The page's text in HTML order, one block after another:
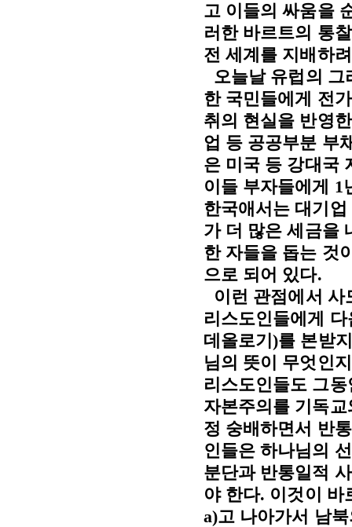
고 이들의 싸움을
러한 바르트의 통
전 세계를 지배하
오늘날 유럽의
한 국민들에게 전
취의 현실을 반영
업 등 공공부분 부
은 미국 등 강대국
이들 부자들에게 1
한국애서는 대기
가 더 많은 세금을
한 자들을 돕는 것
으로 되어 있다.
이런 관점에서
리스도인들에게
데올로기)를 본받
님의 뜻이 무엇인
리스도인들도 그
자본주의를 기독
정 숭배하면서 반
인들은 하나님의
분단과 반통일적
야 한다. 이것이 바
a)고 나아가서 남